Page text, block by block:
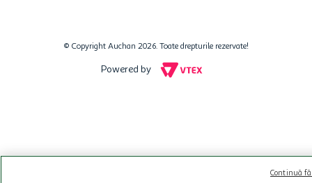
© Copyright Auchan 2026. Toate drepturile rezervate!
Powered by
Continuă